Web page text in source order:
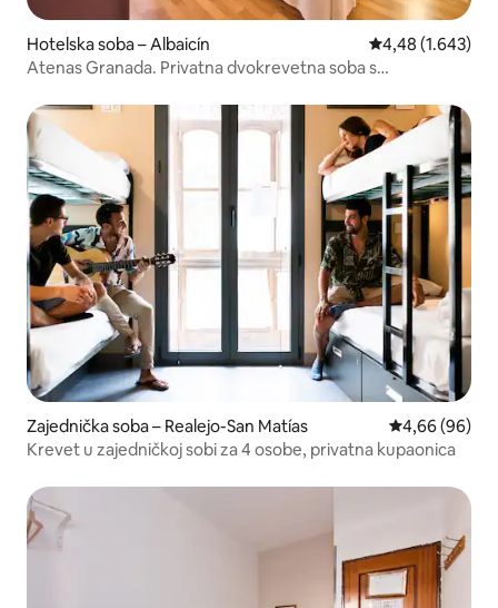
Hotelska soba – Albaicín Prosječna
4,48 (1.643)
Atenas Granada. Privatna dvokrevetna soba s
Zajednička soba – Realejo-San Matías Prosječna
4,66 (96)
Krevet u zajedničkoj sobi za 4 osobe, privatna kupaonica